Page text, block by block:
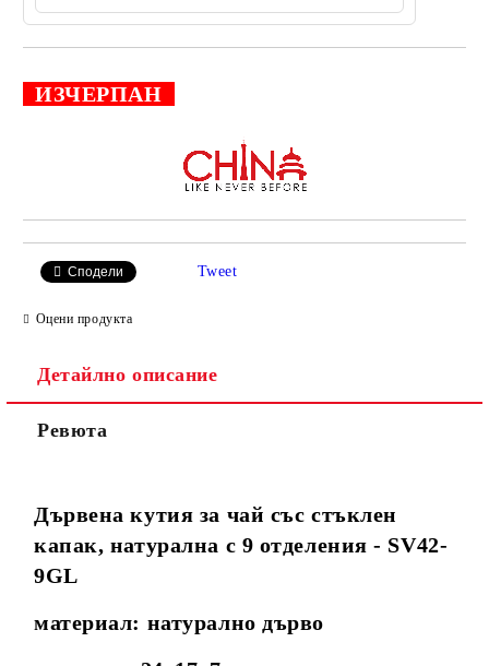
ИЗЧЕРПАН
Сподели Tweet
Оцени продукта
Детайлно описание
Ревюта
Дървена кутия за чай със стъклен
капак, натурална с 9 отделения - SV42-
9GL
материал: натурално дърво